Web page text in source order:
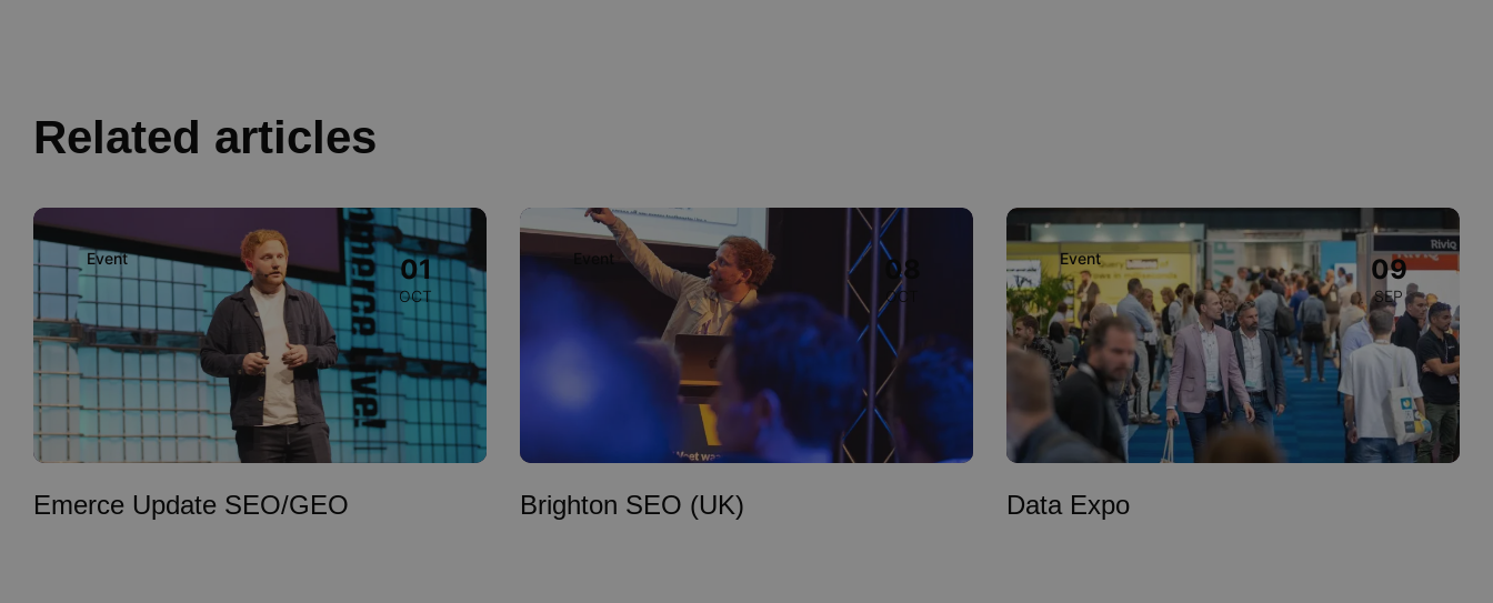
Related articles
Event 01
OCT
Image
Emerce Update SEO/GEO
Event 08
OCT
Image
Brighton SEO (UK)
Event 09
SEP
Image
Data Expo